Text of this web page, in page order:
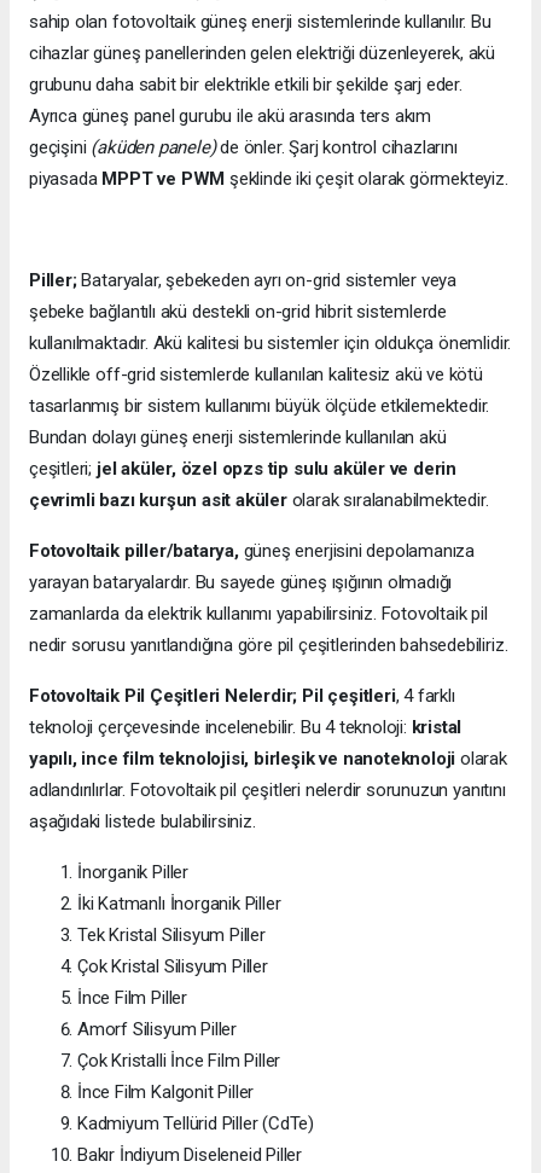
sahip olan fotovoltaik güneş enerji sistemlerinde kullanılır. Bu
cihazlar güneş panellerinden gelen elektriği düzenleyerek, akü
grubunu daha sabit bir elektrikle etkili bir şekilde şarj eder.
Ayrıca güneş panel gurubu ile akü arasında ters akım
geçişini (aküden panele)de önler. Şarj kontrol cihazlarını
piyasada MPPT ve PWM şeklinde iki çeşit olarak görmekteyiz.
Piller;Bataryalar, şebekeden ayrı on-grid sistemler veya
şebeke bağlantılı akü destekli on-grid hibrit sistemlerde
kullanılmaktadır. Akü kalitesi bu sistemler için oldukça önemlidir.
Özellikle off-grid sistemlerde kullanılan kalitesiz akü ve kötü
tasarlanmış bir sistem kullanımı büyük ölçüde etkilemektedir.
Bundan dolayı güneş enerji sistemlerinde kullanılan akü
çeşitleri; jel aküler, özel opzs tip sulu aküler ve derin
çevrimli bazı kurşun asit akülerolarak sıralanabilmektedir.
Fotovoltaik piller/batarya,güneş enerjisini depolamanıza
yarayan bataryalardır. Bu sayede güneş ışığının olmadığı
zamanlarda da elektrik kullanımı yapabilirsiniz. Fotovoltaik pil
nedir sorusu yanıtlandığına göre pil çeşitlerinden bahsedebiliriz.
Fotovoltaik Pil Çeşitleri Nelerdir; Pil çeşitleri, 4 farklı
teknoloji çerçevesinde incelenebilir. Bu 4 teknoloji: kristal
yapılı, ince film teknolojisi, birleşik ve nanoteknoloji olarak
adlandırılırlar. Fotovoltaik pil çeşitleri nelerdir sorunuzun yanıtını
aşağıdaki listede bulabilirsiniz.
İnorganik Piller
İki Katmanlı İnorganik Piller
Tek Kristal Silisyum Piller
Çok Kristal Silisyum Piller
İnce Film Piller
Amorf Silisyum Piller
Çok Kristalli İnce Film Piller
İnce Film Kalgonit Piller
Kadmiyum Tellürid Piller (CdTe)
Bakır İndiyum Diseleneid Piller